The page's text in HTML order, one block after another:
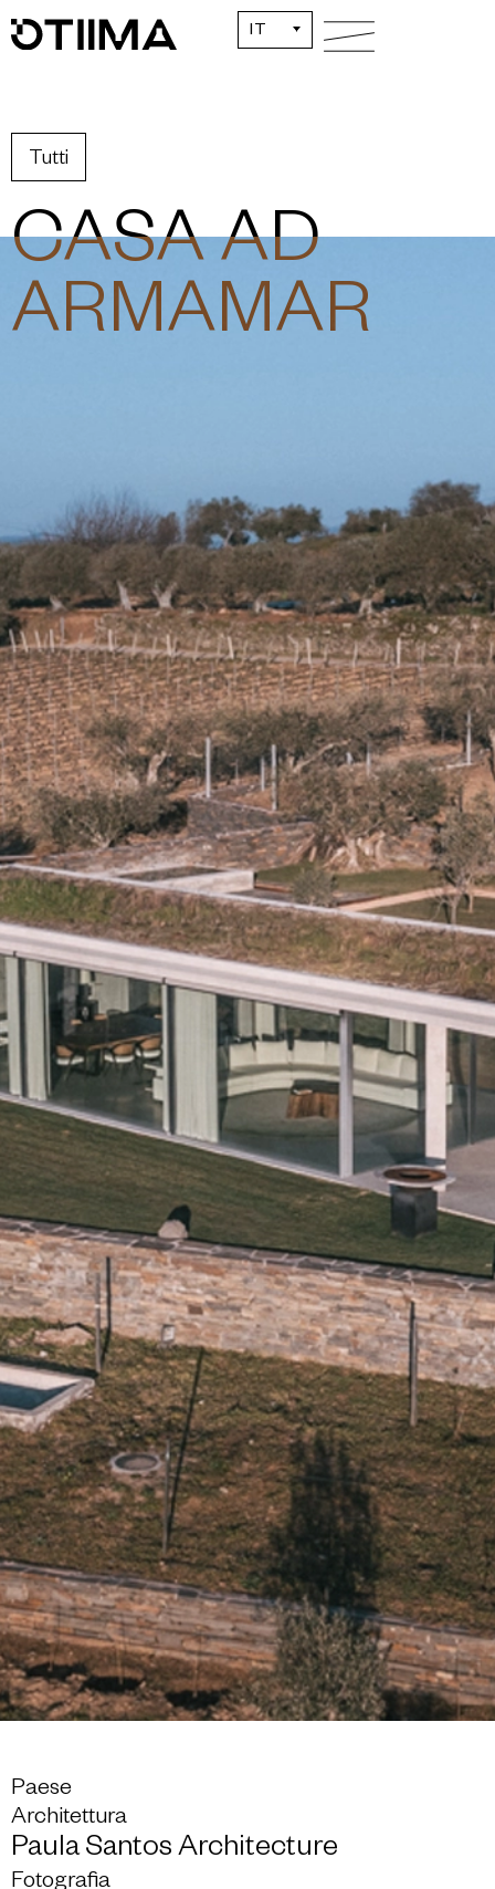
IT
Tutti
CASA AD
ARMAMAR
Paese
Architettura
Paula Santos Architecture
Fotografia